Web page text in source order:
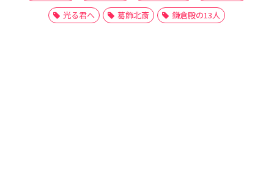
光る君へ
葛飾北斎 鎌倉殿の13人